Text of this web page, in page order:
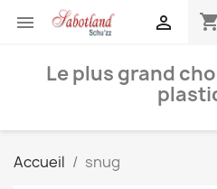
 shopping_cart

Le plus grand
Accueil snug